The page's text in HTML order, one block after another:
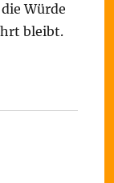
Würde
bleibt.